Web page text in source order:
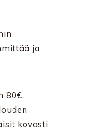
ja
80€.
kovasti